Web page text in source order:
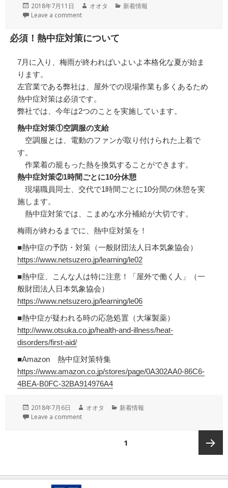
投
稿
2018年7月11日
作
オオタ
カ
新着情報
Leave a comment
必須！熱中症対策について
7月に入り、梅雨が終わればいよいよ本格化な夏が始ま
ります。
左官業である弊社は、屋外での現場作業も多くあるため
熱中症対策は必須です。
弊社では、今年は2つのことを実施しています。
熱中症対策①空調服の支給
空調服とは、電動のファンが取り付けられた上着で
す。
作業着の籠もった熱を換気することができます。
熱中症対策②1時間ごとに10分休憩
現場職員同士、交代で1時間ごとに10分間の休憩を実
施します。
熱中症対策では、こまめな水分補給が大切です。
梅雨が終わるまでに、熱中症対策を！
■熱中症の予防・対策（一般財団法人日本気象協会）
https://www.netsuzero.jp/learning/le02
■熱中症、こんな人は特に注意！「屋外で働く人」（一
般財団法人日本気象協会）
https://www.netsuzero.jp/learning/le06
■熱中症が疑われる時の応急処置（大塚製薬）
http://www.otsuka.co.jp/health-and-illness/heat-
disorders/first-aid/
■Amazon 熱中症対策特集
https://www.amazon.co.jp/stores/page/0A302AA0-86C6-
4BEA-B0FC-32BA914976A4
投
稿
2018年7月6日
作
オオタ
カ
ー
新着情報
Leave a comment
1